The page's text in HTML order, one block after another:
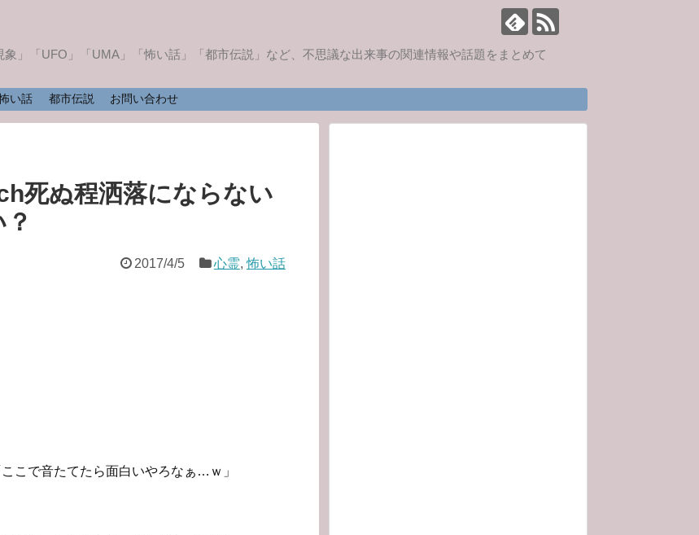
」「UFO」「UMA」「怖い話」「都市伝説」など、不思議な出来事の関連情報や話題をまとめて
い話 都市伝説 お問い合わせ
死ぬ程洒落にならない
2017/4/5 心霊,怖い話
こで音たてたら面白いやろなぁ…ｗ」